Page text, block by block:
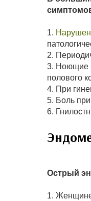
1.
2.
3. Ноющие
полового
4. При
5. Боль
6.
Острый
1. Женщине